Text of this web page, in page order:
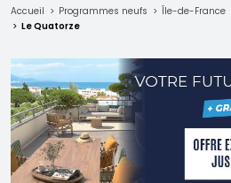
Accueil Programmes neufs Île-de-France
Le Quatorze